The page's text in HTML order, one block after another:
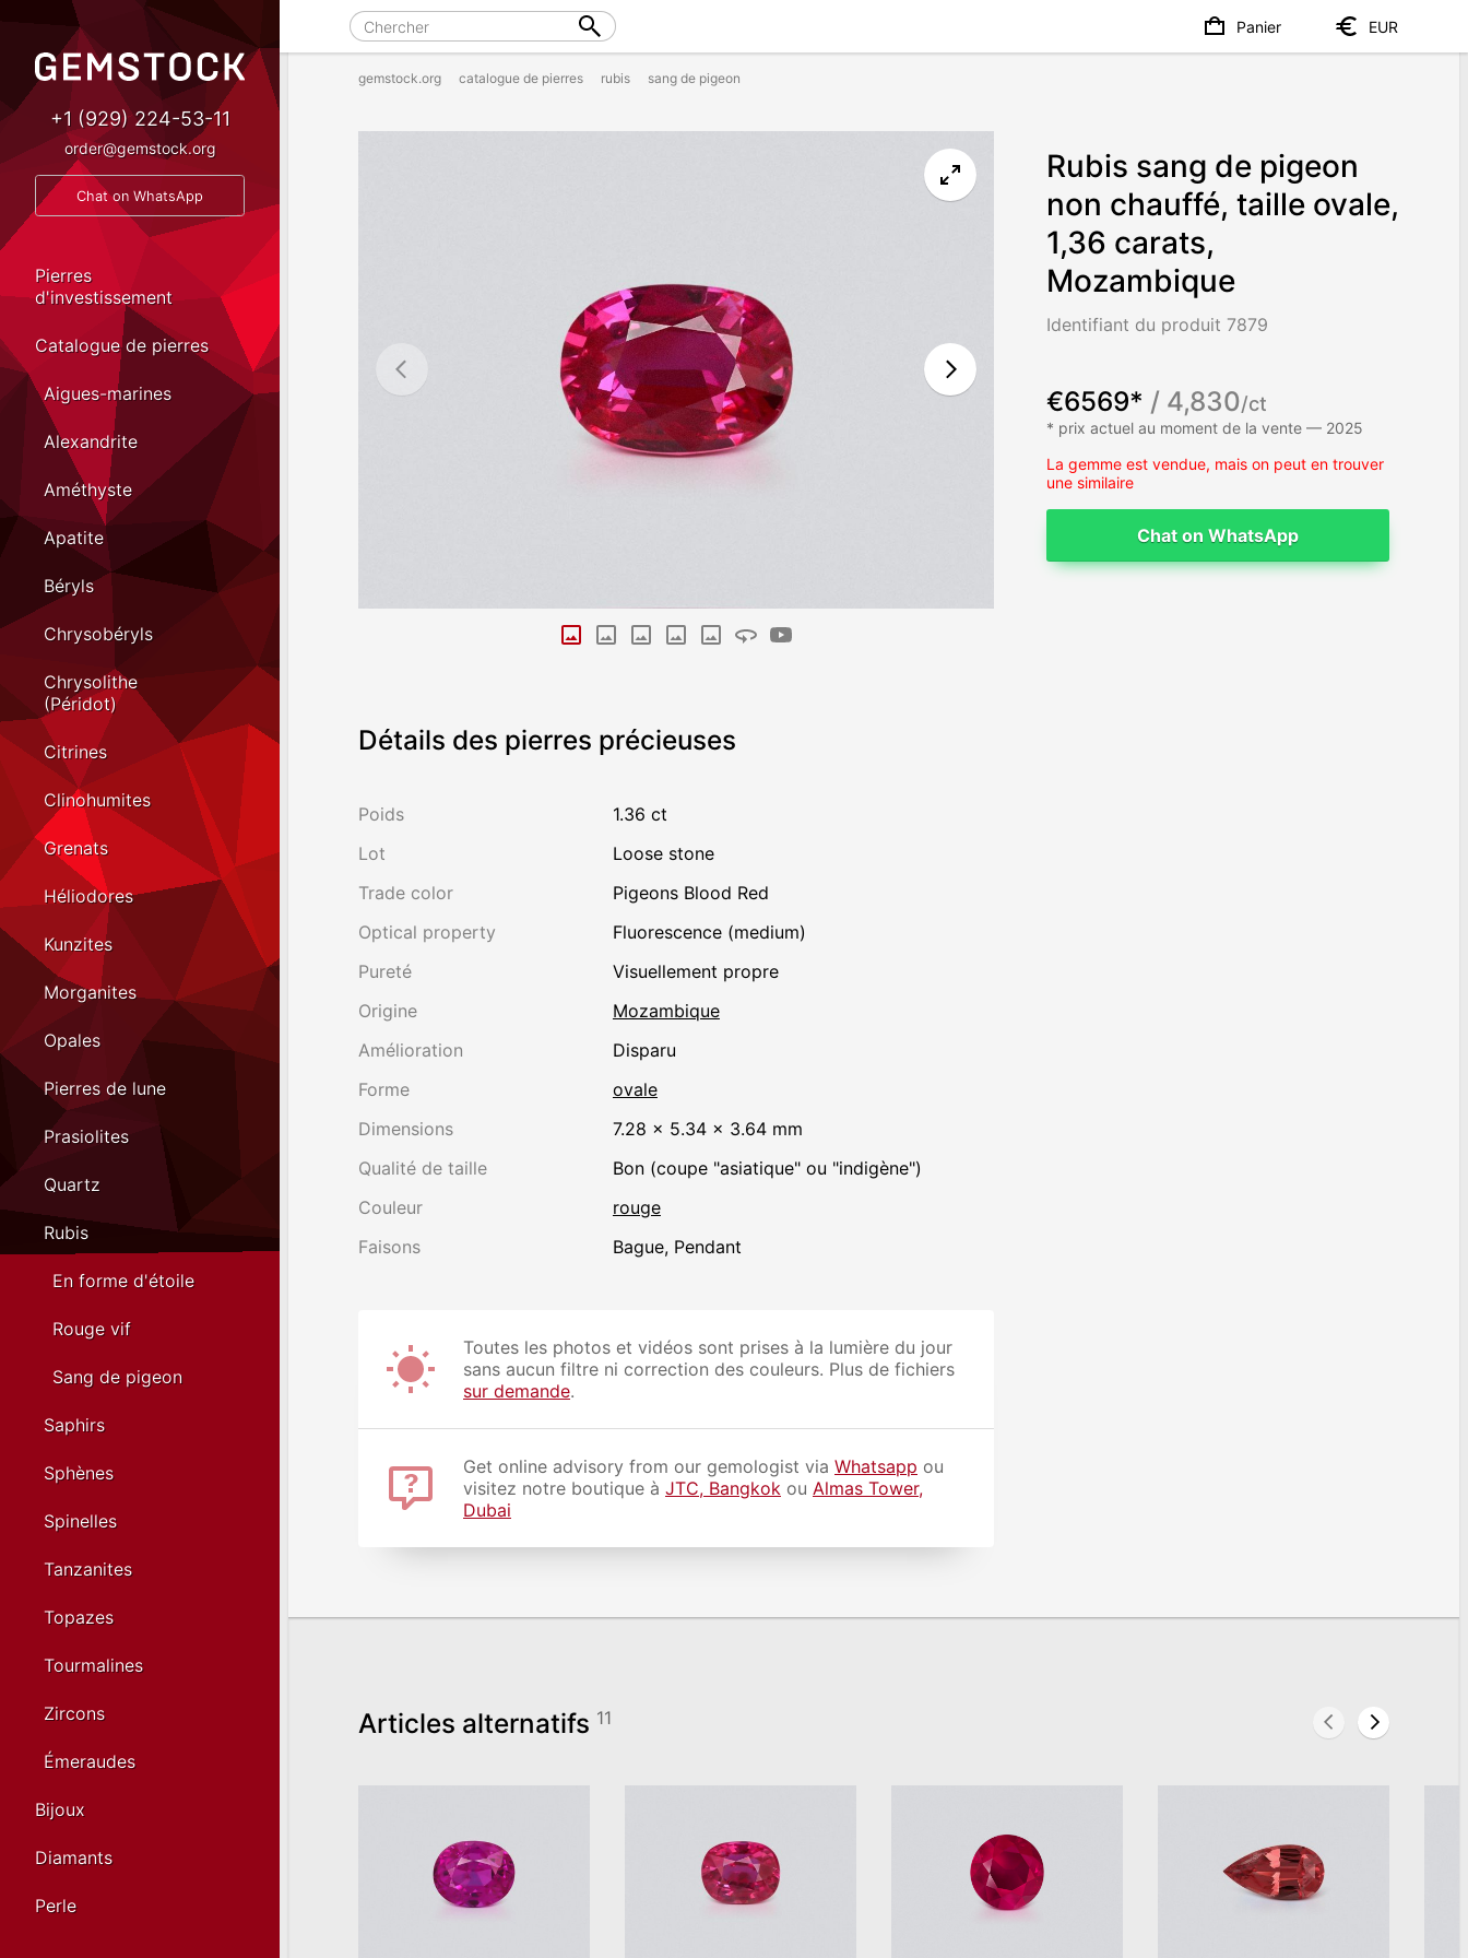
gemstock.org catalogue de pierres rubis sang de pigeon
Rubis sang de pigeon
non chauffé, taille ovale,
1,36 carats,
Mozambique
Identifiant du produit 7879
€6569* / 4,830/ct
* prix actuel au moment de la vente — 2025
La gemme est vendue, mais on peut en trouver
une similaire
Chat on WhatsApp
Détails des pierres précieuses
Poids
1.36 ct
Lot
Loose stone
Trade color
Pigeons Blood Red
Optical property
Fluorescence (medium)
Pureté
visuellement propre
Origine
Mozambique
Amélioration
disparu
Forme
ovale
Dimensions
7.28 × 5.34 × 3.64 mm
Qualité de taille
Bon (coupe "asiatique" ou "indigène")
Couleur
rouge
Faisons
Bague, Pendant
Toutes les photos et vidéos sont prises à la lumière du jour
sans aucun filtre ni correction des couleurs. Plus de fichiers
sur demande.
Get online advisory from our gemologist via Whatsapp ou
visitez notre boutique à JTC, Bangkok ou Almas Tower,
Dubai
Articles alternatifs 11
+1 (929) 224-53-11
order@gemstock.org
Chat on WhatsApp
Pierres
d'investissement
Catalogue de pierres
Aigues-marines
Alexandrite
Améthyste
Apatite
Béryls
Chrysobéryls
Chrysolithe
(Péridot)
Citrines
Clinohumites
Grenats
Héliodores
Kunzites
Morganites
Opales
Pierres de lune
Prasiolites
Quartz
Rubis
En forme d'étoile
Rouge vif
Sang de pigeon
Saphirs
Sphènes
Spinelles
Tanzanites
Topazes
Tourmalines
Zircons
Émeraudes
Bijoux
Diamants
Perle
Panier EUR